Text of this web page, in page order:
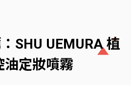
SHU UEMURA 植
油定妝噴霧